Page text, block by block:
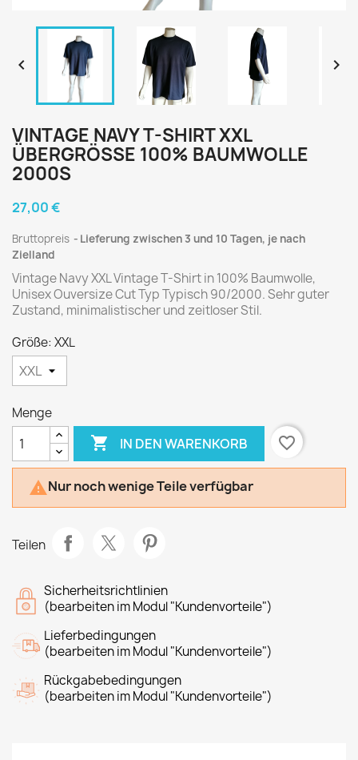
 
VINTAGE NAVY T-SHIRT XXL
ÜBERGRÖSSE 100% BAUMWOLLE 2
000S
27,00 €
Bruttopreis
Lieferung zwischen 3 und 10 Tagen, je nach
Zielland
Vintage Navy XXL Vintage T-Shirt in 100% Baumwolle,
Unisex Ouversize Cut Typ Typisch 90/2000. Sehr guter
Zustand, minimalistischer und zeitloser Stil.
Größe: XXL
Menge
 IN DEN WARENKORB favorite_border
Nur noch wenige Teile verfügbar
Teilen
Sicherheitsrichtlinien
(bearbeiten im Modul "Kundenvorteile")
Lieferbedingungen
(bearbeiten im Modul "Kundenvorteile")
Rückgabebedingungen
(bearbeiten im Modul "Kundenvorteile")